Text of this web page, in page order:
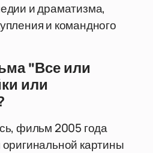
и драматизма,
и командного
"Все или
или
фильм 2005 года
картины